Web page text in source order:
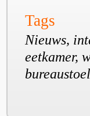
Tags
Nieuws,
eetkamer,